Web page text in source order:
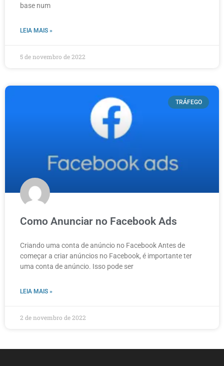
base num
LEIA MAIS »
5 de novembro de 2022
TRÁFEGO
Como Anunciar no Facebook Ads
Criando uma conta de anúncio no Facebook Antes de
começar a criar anúncios no Facebook, é importante ter
uma conta de anúncio. Isso pode ser
LEIA MAIS »
2 de novembro de 2022